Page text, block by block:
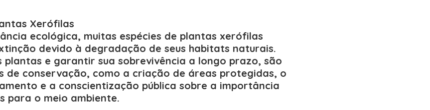
Xerófilas
ecológica, muitas espécies de plantas xerófilas
devido à degradação de seus habitats naturais.
plantas e garantir sua sobrevivência a longo prazo, são
de conservação, como a criação de áreas protegidas, o
e a conscientização pública sobre a importância
para o meio ambiente.